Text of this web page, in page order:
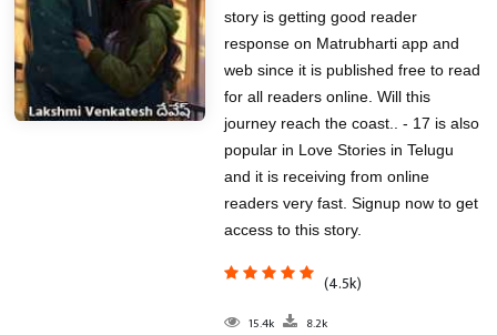
story is getting good reader
response on Matrubharti app and
web since it is published free to read
for all readers online. Will this
journey reach the coast.. - 17 is also
popular in Love Stories in Telugu
and it is receiving from online
readers very fast. Signup now to get
access to this story.
(4.5k)
15.4k 8.2k